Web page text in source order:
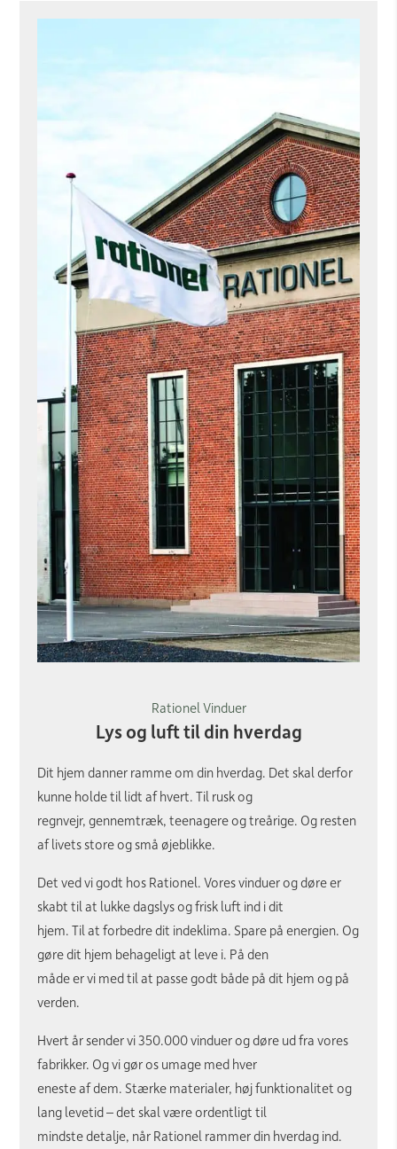
Rationel Vinduer
Lys og luft til din hverdag
Dit hjem danner ramme om din hverdag. Det skal derfor
kunne holde til lidt af hvert. Til rusk og
regnvejr, gennemtræk, teenagere og treårige. Og resten
af livets store og små øjeblikke.
Det ved vi godt hos Rationel. Vores vinduer og døre er
skabt til at lukke dagslys og frisk luft ind i dit
hjem. Til at forbedre dit indeklima. Spare på energien. Og
gøre dit hjem behageligt at leve i. På den
måde er vi med til at passe godt både på dit hjem og på
verden.
Hvert år sender vi 350.000 vinduer og døre ud fra vores
fabrikker. Og vi gør os umage med hver
eneste af dem. Stærke materialer, høj funktionalitet og
lang levetid – det skal være ordentligt til
mindste detalje, når Rationel rammer din hverdag ind.